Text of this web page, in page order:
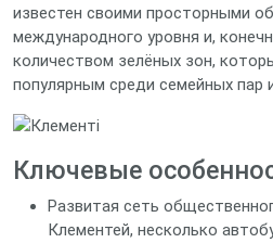
известен своими просторными
международного уровня и,
количеством зелёных зон,
популярным среди семейных пар
Ключевые
Развитая сеть
Клементей, несколько